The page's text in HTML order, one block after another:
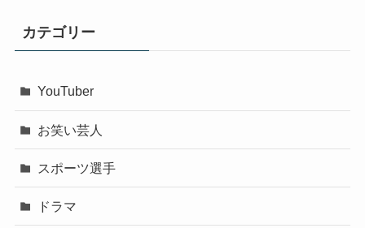
カテゴリー
YouTuber
お笑い芸人
スポーツ選手
ドラマ